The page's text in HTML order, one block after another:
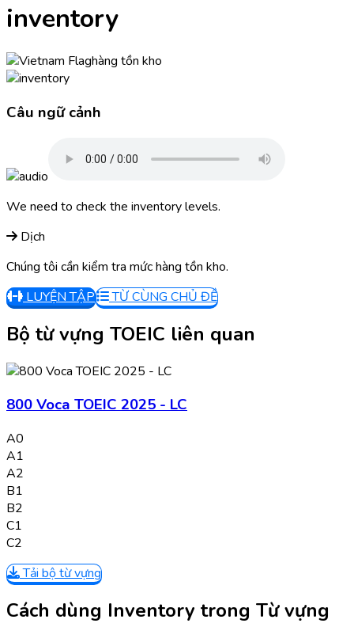
inventory
hàng tồn kho
Câu ngữ cảnh
We need to check the inventorylevels.
Dịch
Chúng tôi cần kiểm tra mức hàng tồn kho.
LUYỆN TẬP
TỪ CÙNG CHỦ ĐỀ
Bộ từ vựng TOEIC liên quan
800 Voca TOEIC 2025 - LC
A0
A1
A2
B1
B2
C1
C2
Tải bộ từ vựng
Cách dùng Inventory trong Từ vựng